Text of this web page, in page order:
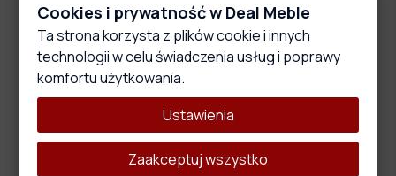
Główne cechy produktu
Wysokoelastyczna pianka
Materiał ten wyróżnia się właściwościami, które wpływają na
Cookies i prywatność w Deal Meble
Ta strona korzysta z plików cookie i innych
technologii w celu świadczenia usług i poprawy
komfortu użytkowania.
Ustawienia
Zaakceptuj wszystko